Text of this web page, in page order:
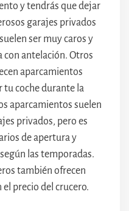
y tendrás que dejar
garajes privados
ser muy caros y
con antelación. Otros
aparcamientos
tu coche durante la
aparcamientos suelen
privados, pero es
de apertura y
las temporadas.
también ofrecen
precio del crucero.